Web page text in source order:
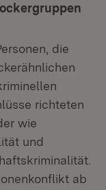
die
richteten
wie
und
ab